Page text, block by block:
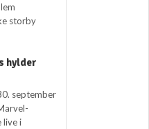
storby
hylder
september
live i